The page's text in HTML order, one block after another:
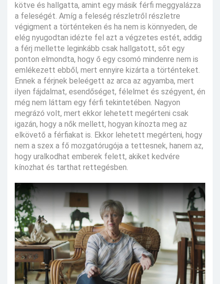
kötve és hallgatta, amint egy másik férfi meggyalázza
a feleségét. Amíg a feleség részletről részletre
végigment a történteken és ha nem is könnyeden, de
elég nyugodtan idézte fel azt a végzetes estét, addig
a férj mellette leginkább csak hallgatott, sőt egy
ponton elmondta, hogy ő egy csomó mindenre nem is
emlékezett ebből, mert ennyire kizárta a történteket.
Ennek a férjnek beleégett az arca az agyamba, mert
ilyen fájdalmat, esendőséget, félelmet és szégyent, én
még nem láttam egy férfi tekintetében. Nagyon
megrázó volt, mert ekkor lehetett megérteni csak
igazán, hogy a nők mellett, hogyan kínozta meg az
elkövető a férfiakat is. Ekkor lehetett megérteni, hogy
nem a szex a fő mozgatórugója a tettesnek, hanem az,
hogy uralkodhat emberek felett, akiket kedvére
kínozhat és tarthat rettegésben.